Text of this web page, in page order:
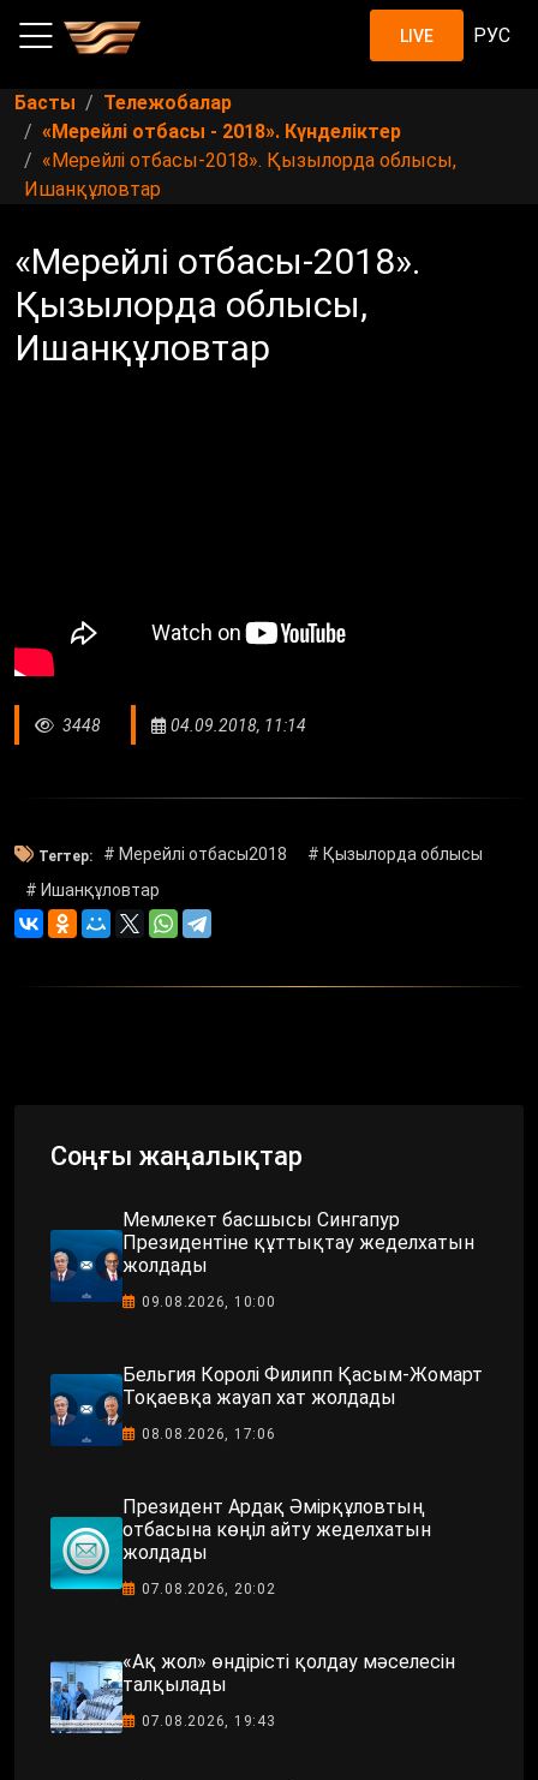
LIVE РУС
Басты
Тележобалар
«Мерейлі отбасы - 2018». Күнделіктер
«Мерейлі отбасы-2018». Қызылорда облысы,
Ишанқұловтар
«Мерейлі отбасы-2018».
Қызылорда облысы,
Ишанқұловтар
3448 04.09.2018, 11:14
Тегтер: # Мерейлі отбасы2018
# Қызылорда облысы
# Ишанқұловтар
Соңғы жаңалықтар
Мемлекет басшысы Сингапур
Президентіне құттықтау жеделхатын
жолдады
09.08.2026, 10:00
Бельгия Королі Филипп Қасым-Жомарт
Тоқаевқа жауап хат жолдады
08.08.2026, 17:06
Президент Ардақ Әмірқұловтың
отбасына көңіл айту жеделхатын
жолдады
07.08.2026, 20:02
«Ақ жол» өндірісті қолдау мәселесін
талқылады
07.08.2026, 19:43